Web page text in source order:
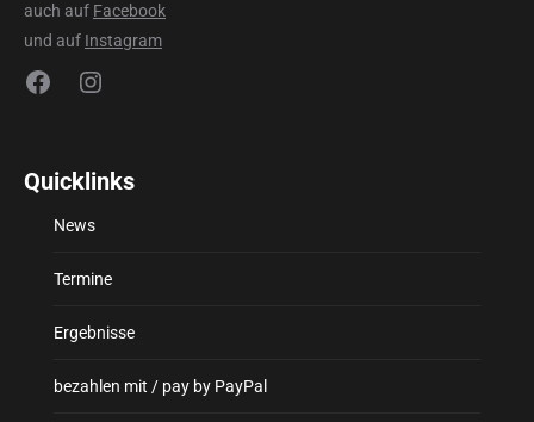
auch auf Facebook
und auf Instagram
FacebookInstagram
Quicklinks
News
Termine
Ergebnisse
bezahlen mit / pay by PayPal